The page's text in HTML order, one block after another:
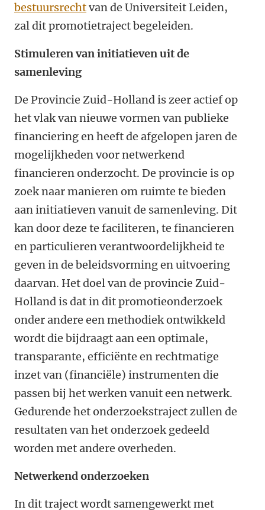
bestuursrechtvan de Universiteit Leiden,
zal dit promotietraject begeleiden.
Stimuleren van initiatieven uit de
samenleving
De Provincie Zuid-Holland is zeer actief op
het vlak van nieuwe vormen van publieke
financiering en heeft de afgelopen jaren de
mogelijkheden voor netwerkend
financieren onderzocht. De provincie is op
zoek naar manieren om ruimte te bieden
aan initiatieven vanuit de samenleving. Dit
kan door deze te faciliteren, te financieren
en particulieren verantwoordelijkheid te
geven in de beleidsvorming en uitvoering
daarvan. Het doel van de provincie Zuid-
Holland is dat in dit promotieonderzoek
onder andere een methodiek ontwikkeld
wordt die bijdraagt aan een optimale,
transparante, efficiënte en rechtmatige
inzet van (financiële) instrumenten die
passen bij het werken vanuit een netwerk.
Gedurende het onderzoekstraject zullen de
resultaten van het onderzoek gedeeld
worden met andere overheden.
Netwerkend onderzoeken
In dit traject wordt samengewerkt met